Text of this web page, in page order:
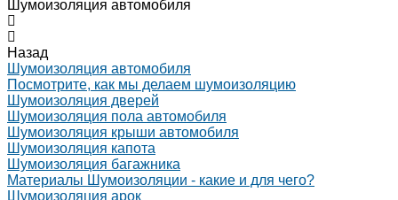
Шумоизоляция автомобиля
Назад
Шумоизоляция автомобиля
Посмотрите, как мы делаем шумоизоляцию
Шумоизоляция дверей
Шумоизоляция пола автомобиля
Шумоизоляция крыши автомобиля
Шумоизоляция капота
Шумоизоляция багажника
Материалы Шумоизоляции - какие и для чего?
Шумоизоляция арок